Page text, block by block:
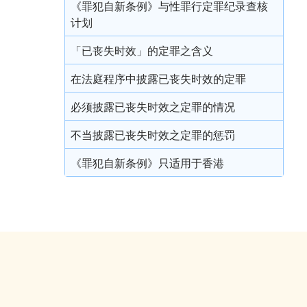
罚款
补偿令
复还令
没收
吊销驾驶执照
签保守行为
《罪犯自新条例》与性罪行定罪纪录查核
计划
「已丧失时效」的定罪之含义
在法庭程序中披露已丧失时效的定罪
必须披露已丧失时效之定罪的情况
不当披露已丧失时效之定罪的惩罚
《罪犯自新条例》只适用于香港